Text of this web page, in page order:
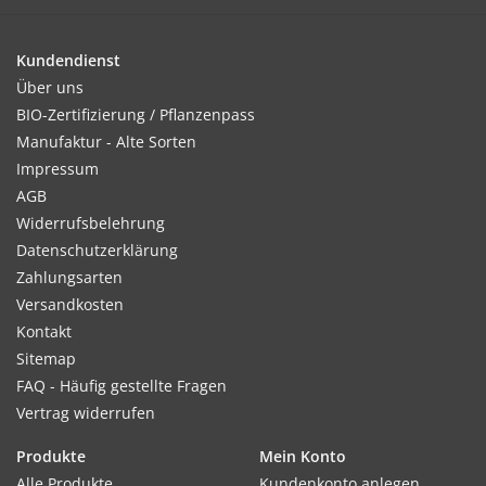
Die angeheftete Form ist aus
Saatpapier. Die Form einfach ablösen, leicht mit
Das Design ist auch auf die Karte gedruckt. Das
Motiv
gefertigt.
Kundendienst
Über uns
BIO-Zertifizierung / Pflanzenpass
Manufaktur - Alte Sorten
Impressum
AGB
Widerrufsbelehrung
Datenschutzerklärung
Zahlungsarten
Versandkosten
Kontakt
Sitemap
FAQ - Häufig gestellte Fragen
Vertrag widerrufen
Produkte
Mein Konto